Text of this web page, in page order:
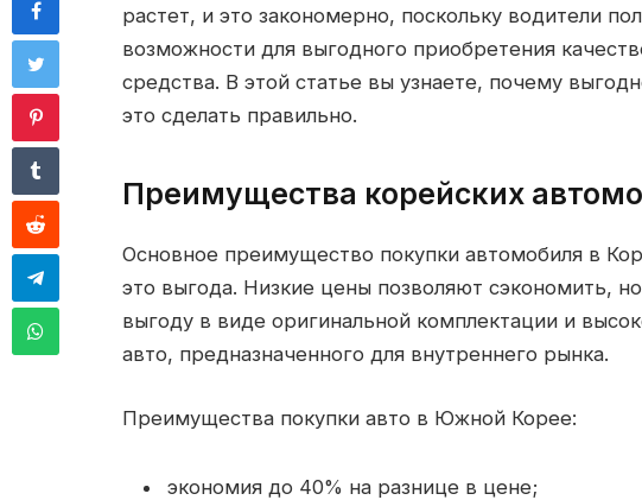
растет, и это закономерно, поскольку водители
возможности для выгодного приобретения
средства. В этой статье вы узнаете, почему
это сделать правильно.
Преимущества корейских
Основное преимущество покупки автомобиля в
это выгода. Низкие цены позволяют сэкономить,
выгоду в виде оригинальной комплектации и
авто, предназначенного для внутреннего рынка.
Преимущества покупки авто в Южной Корее:
экономия до 40% на разнице в цене;